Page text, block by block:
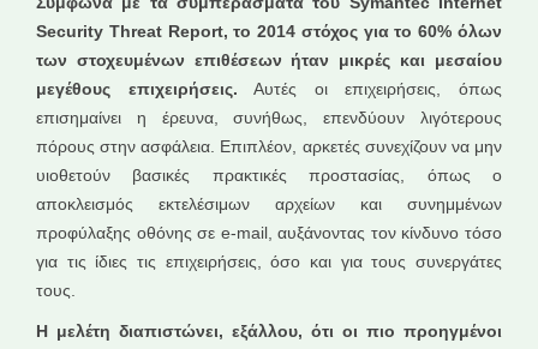
Security Threat Report, το 2014 στόχος για το 60% όλων
των στοχευμένων επιθέσεων ήταν μικρές και μεσαίου
μεγέθους επιχειρήσεις. Αυτές οι επιχειρήσεις, όπως
επισημαίνει η έρευνα, συνήθως, επενδύουν λιγότερους
πόρους στην ασφάλεια. Επιπλέον, αρκετές συνεχίζουν να μην
υιοθετούν βασικές πρακτικές προστασίας, όπως ο
αποκλεισμός εκτελέσιμων αρχείων και συνημμένων
προφύλαξης οθόνης σε e-mail, αυξάνοντας τον κίνδυνο τόσο
για τις ίδιες τις επιχειρήσεις, όσο και για τους συνεργάτες
τους.
Η μελέτη διαπιστώνει, εξάλλου, ότι οι πιο προηγμένοι